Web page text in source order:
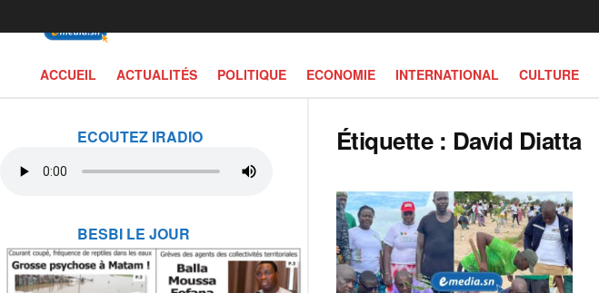
ECOUTEZ IRADIO
BESBI LE JOUR
ACCUEIL ACTUALITÉS POLITIQUE ECONOMIE INTERNATIONAL CULTURE
Étiquette : David Diatta